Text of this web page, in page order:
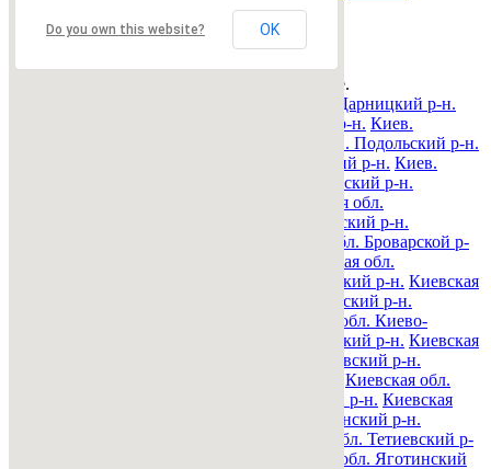
Do you own this website? OK
Недвижимость Киева и области
Запрос выполняется. Пожалуйта, подождите.
Киев. Дарницкий р-н.
Киев. Днепровский р-н. Киев.
Киев. Подольский р-н.
Киев. Соломенский р-н. Киев.
Киевская обл. Барышевский р-н.
Киевская обл.
Киевская обл. Бориспольский р-н.
Киевская обл. Броварской р-
Киевская обл.
Киевская обл. Вышгородский р-н. Киевская
Киевская обл. Иванковский р-н.
Киевская обл. Киево-
Киевская обл. Макаровский р-н. Киевская
Киевская обл. Обуховский р-н.
Киевская обл.
Киевская обл. Ракитнянский р-н. Киевская
Киевская обл. Ставищенский р-н.
Киевская обл. Тетиевский р-
Киевская обл. Яготинский